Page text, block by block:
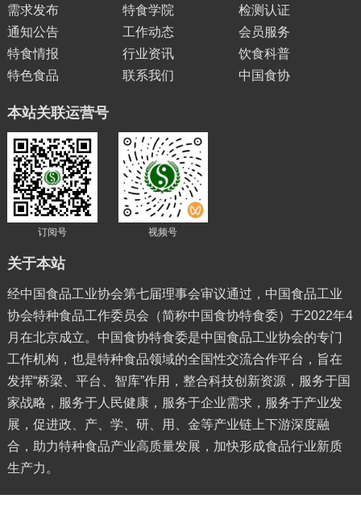
需求发布
特食学院
检测认证
通知公告
工作动态
会员服务
特食情报
行业资讯
饮食科普
特色食品
联系我们 中国食协
本站关联运营号
订阅号 视频号
关于本站
经中国食品工业协会第七届理事会审议通过，中国食品工业
协会特种食品工作委员会（简称中国食协特食委）于2022年4
月在北京成立。中国食协特食委是中国食品工业协会的专门
工作机构，也是特种食品领域的全国性交流合作平台，旨在
发挥“桥梁、平台、智库”作用，整合科技创新资源，服务于国
家战略，服务于人民健康，服务于企业需求，服务于产业发
展，促进政、产、学、研、用、金等产业链上下游深度融
合，助力特种食品产业高质量发展，加快形成食品行业新质
生产力。